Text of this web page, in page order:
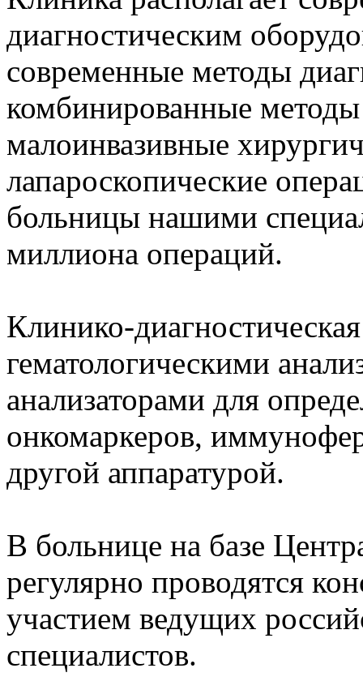
диагностическим
современные методы
комбинированные
малоинвазивные
лапароскопические
больницы нашими
миллиона операций.
Клинико-
гематологическими
анализаторами для
онкомаркеров,
другой аппаратурой.
В больнице на базе
регулярно проводятся
участием ведущих
специалистов.